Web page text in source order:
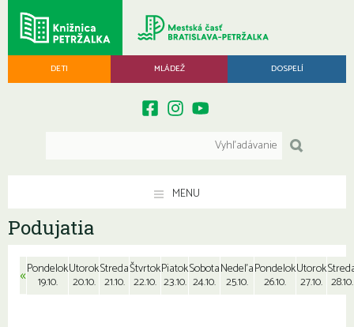
DETI MLÁDEŽ DOSPELÍ
MENU
Podujatia
«Pondelok
19.10.
Utorok
20.10.
Streda
21.10.
Štvrtok
22.10.
Piatok
23.10.
Sobota
24.10.
Nedeľa
25.10.
Pondelok
26.10.
Utorok
27.10. 28.10.